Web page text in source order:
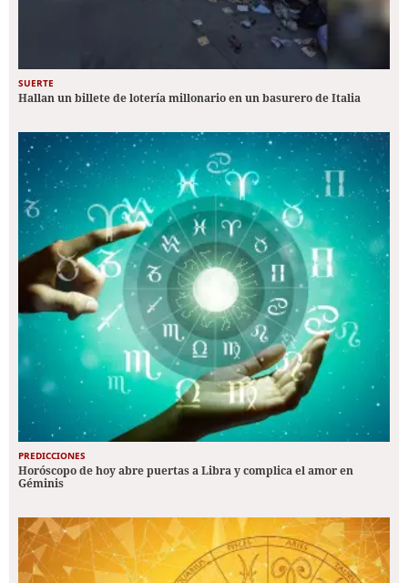
SUERTE
Hallan un billete de lotería millonario en un basurero de Italia
PREDICCIONES
Horóscopo de hoy abre puertas a Libra y complica el amor en
Géminis